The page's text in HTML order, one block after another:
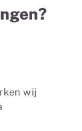
wij